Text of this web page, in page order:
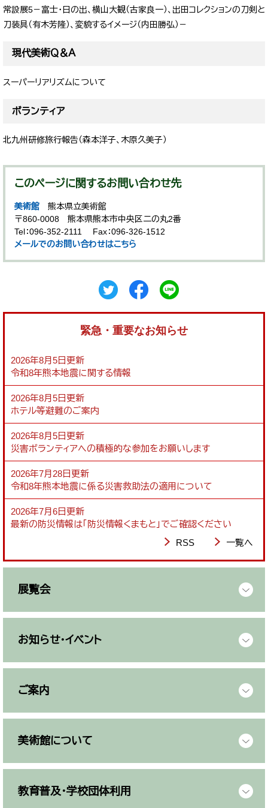
常設展5－富士・日の出、横山大観（古家良一）、出田コレクションの刀剣と
刀装具（有木芳隆）、変貌するイメージ（内田勝弘）－
現代美術Ｑ＆Ａ
スーパーリアリズムについて
ボランティア
北九州研修旅行報告（森本洋子、木原久美子）
このページに関するお問い合わせ先
美術館
熊本県立美術館
〒860-0008
熊本県熊本市中央区二の丸2番
Tel：096-352-2111
Fax：096-326-1512
メールでのお問い合わせはこちら
緊急・重要なお知らせ
2026年8月5日更新
令和8年熊本地震に関する情報
2026年8月5日更新
ホテル等避難のご案内
2026年8月5日更新
災害ボランティアへの積極的な参加をお願いします
2026年7月28日更新
令和8年熊本地震に係る災害救助法の適用について
2026年7月6日更新
最新の防災情報は「防災情報くまもと」でご確認ください
RSS
一覧へ
展覧会
お知らせ・イベント
ご案内
美術館について
教育普及・学校団体利用